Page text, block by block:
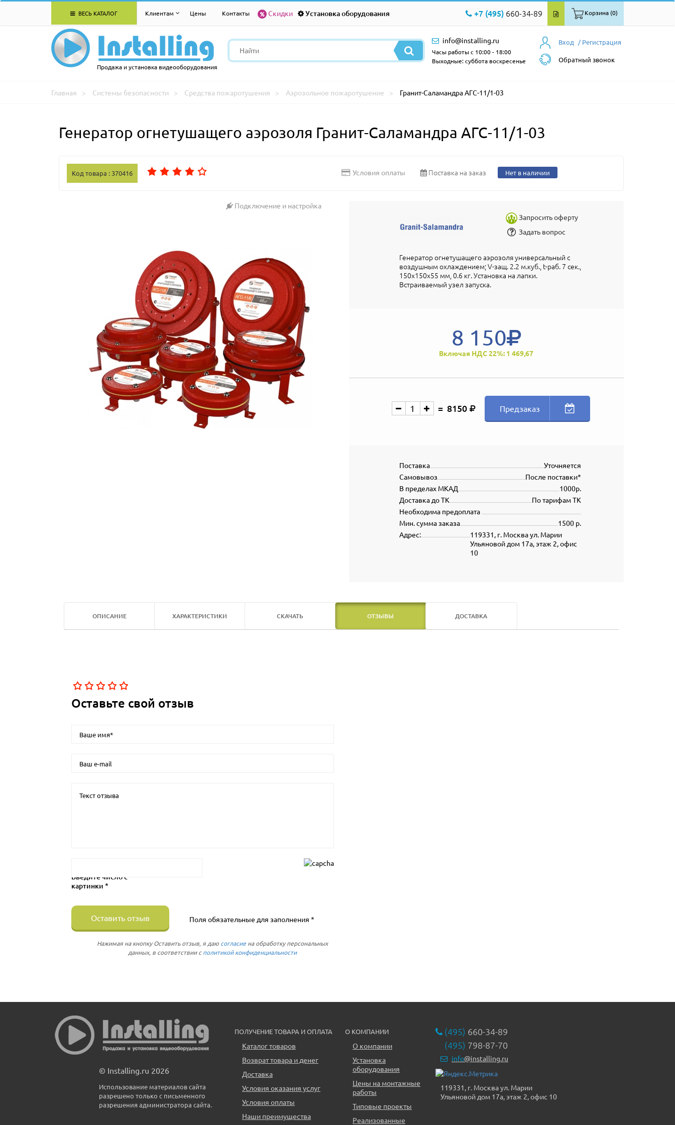
ВЕСЬ КАТАЛОГ Клиентам Цены Контакты Скидки Установка оборудования +7 (495) 660-34-89 Корзина (0)
Продажа и установка видеооборудования
Вход / Регистрация
Обратный звонок
info@installing.ru
Часы работы с 10:00 - 18:00
Выходные: суббота воскресенье
Главная Системы безопасности Средства пожаротушения Аэрозольное пожаротушение Гранит-Саламандра АГС-11/1-03
Генератор огнетушащего аэрозоля Гранит-Саламандра АГС-11/1-03
Код товара : 370416 Условия оплаты Поставка на заказ Нет в наличии
Подключение и настройка
Запросить оферту
Задать вопрос
Генератор огнетушащего аэрозоля универсальный с
воздушным охлаждением; V-защ. 2.2 м.куб., t-раб. 7 сек.,
150х150х55 мм, 0.6 кг. Установка на лапки.
Встраиваемый узел запуска.
8 150
Включая НДС 22%: 1 469,67
8150 Предзаказ
Уточняется
Поставка
После поставки*
Самовывоз
1000р.
В пределах МКАД
По тарифам ТК
Доставка до ТК
Необходима предоплата
1500 р.
Мин. сумма заказа
119331, г. Москва ул. Марии
Ульяновой дом 17а, этаж 2, офис
10
Адрес:
ОПИСАНИЕ ХАРАКТЕРИСТИКИ СКАЧАТЬ ОТЗЫВЫ ДОСТАВКА
Оставьте свой отзыв
Введите число с
картинки *
Оставить отзыв Поля обязательные для заполнения *
Нажимая на кнопку Оставить отзыв, я даю согласие на обработку персональных
данных, в соответствии сполитикой конфиденциальности
© Installing.ru 2026
Использование материалов сайта
разрешено только с письменного
разрешения администратора сайта.
ПОЛУЧЕНИЕ ТОВАРА И ОПЛАТА
Каталог товаров
Возврат товара и денег
Доставка
Условия оказания услуг
Условия оплаты
Наши преимущества
О КОМПАНИИ
О компании
Установка
оборудования
Цены на монтажные
работы
Типовые проекты
Реализованные
(495) 660-34-89
(495) 798-87-70
info@installing.ru
119331, г. Москва ул. Марии
Ульяновой дом 17а, этаж 2, офис 10